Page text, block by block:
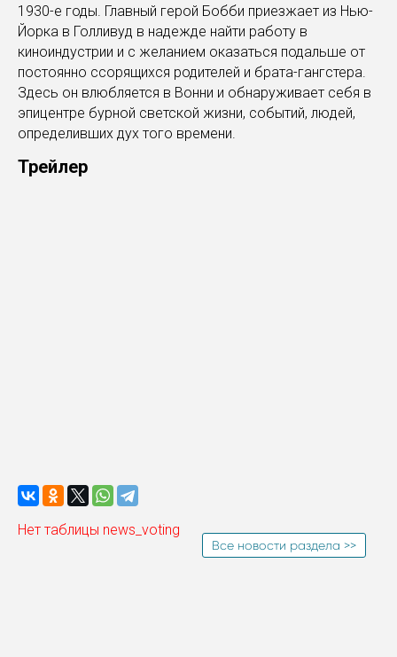
1930-е годы. Главный герой Бобби приезжает из Нью-
Йорка в Голливуд в надежде найти работу в
киноиндустрии и с желанием оказаться подальше от
постоянно ссорящихся родителей и брата-гангстера.
Здесь он влюбляется в Вонни и обнаруживает себя в
эпицентре бурной светской жизни, событий, людей,
определивших дух того времени.
Трейлер
Нет таблицы news_voting
Все новости раздела >>